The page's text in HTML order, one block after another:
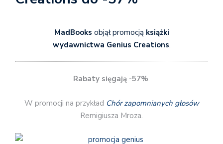
MadBooks objął promocją książki
wydawnictwa Genius Creations.
Rabaty sięgają -57%.
W promocji na przykład Chór zapomnianych głosów
Remigiusza Mroza.